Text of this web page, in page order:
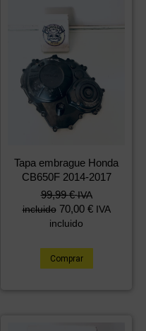
Tapa embrague Honda
CB650F 2014-2017
99,99€ IVA
incluido 70,00 € IVA
incluido
Comprar